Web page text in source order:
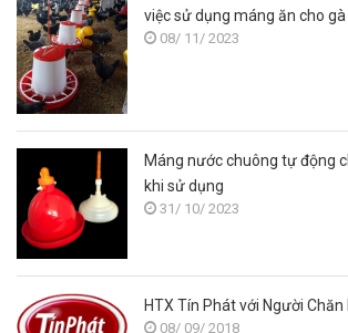
việc sử dụng máng ăn cho gà
08/ 11/ 2023
Máng nước chuông tự động
khi sử dụng
31/ 10/ 2023
HTX Tín Phát với Người Chăn
08/ 09/ 2018